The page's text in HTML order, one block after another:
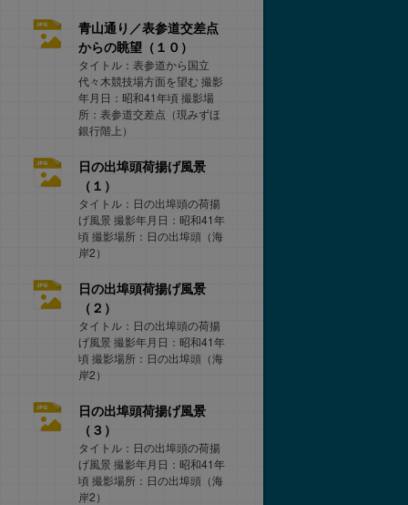
青山通り／表参道交差点
からの眺望（１０）
タイトル：表参道から国立
代々木競技場方面を望む 撮影
年月日：昭和41年頃 撮影場
所：表参道交差点（現みずほ
銀行階上）
日の出埠頭荷揚げ風景
（１）
タイトル：日の出埠頭の荷揚
げ風景 撮影年月日：昭和41年
頃 撮影場所：日の出埠頭（海
岸2）
日の出埠頭荷揚げ風景
（２）
タイトル：日の出埠頭の荷揚
げ風景 撮影年月日：昭和41年
頃 撮影場所：日の出埠頭（海
岸2）
日の出埠頭荷揚げ風景
（３）
タイトル：日の出埠頭の荷揚
げ風景 撮影年月日：昭和41年
頃 撮影場所：日の出埠頭（海
岸2）